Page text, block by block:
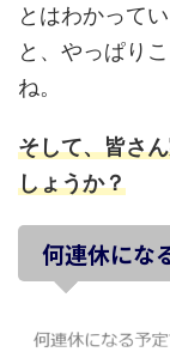
とはわかって
と、やっぱり
ね。
そして、皆さ
しょうか？
何連休にな